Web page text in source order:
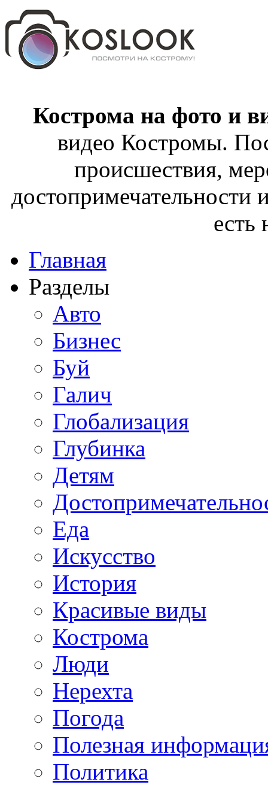
Кострома на фото и
видео Костромы.
происшествия,
достопримечательности
есть
Главная
Разделы
Авто
Бизнес
Буй
Галич
Глобализация
Глубинка
Детям
Еда
Искусство
История
Красивые виды
Кострома
Люди
Нерехта
Погода
Полезная
Политика